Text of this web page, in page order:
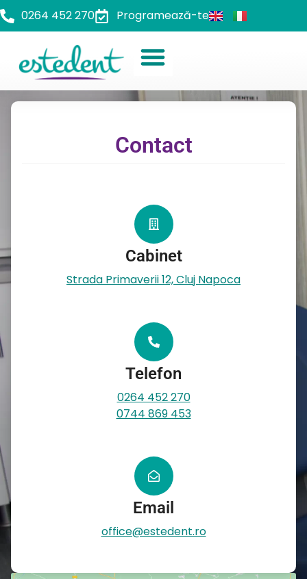
0264 452 270 Programează-te
Contact
Cabinet
Strada Primaverii 12, Cluj Napoca
Telefon
0264 452 270
0744 869 453
Email
office@estedent.ro